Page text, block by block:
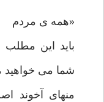
«همه ی مردم
باید این مطلب
شما می خواهید
منهای آخوند